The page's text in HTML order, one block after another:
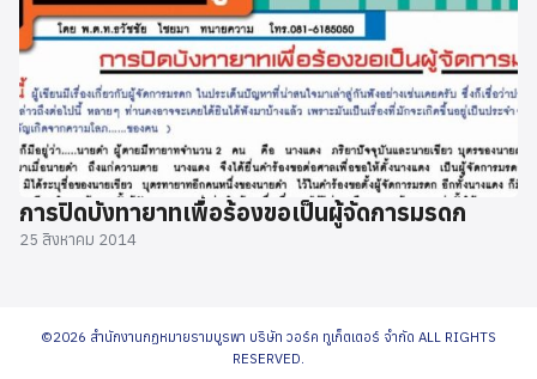
การปิดบังทายาทเพื่อร้องขอเป็นผู้จัดการมรดก
25 สิงหาคม 2014
©2026 สำนักงานกฏหมายรามบูรพา บริษัท วอร์ค ทูเก็ตเตอร์ จำกัด ALL RIGHTS
RESERVED.